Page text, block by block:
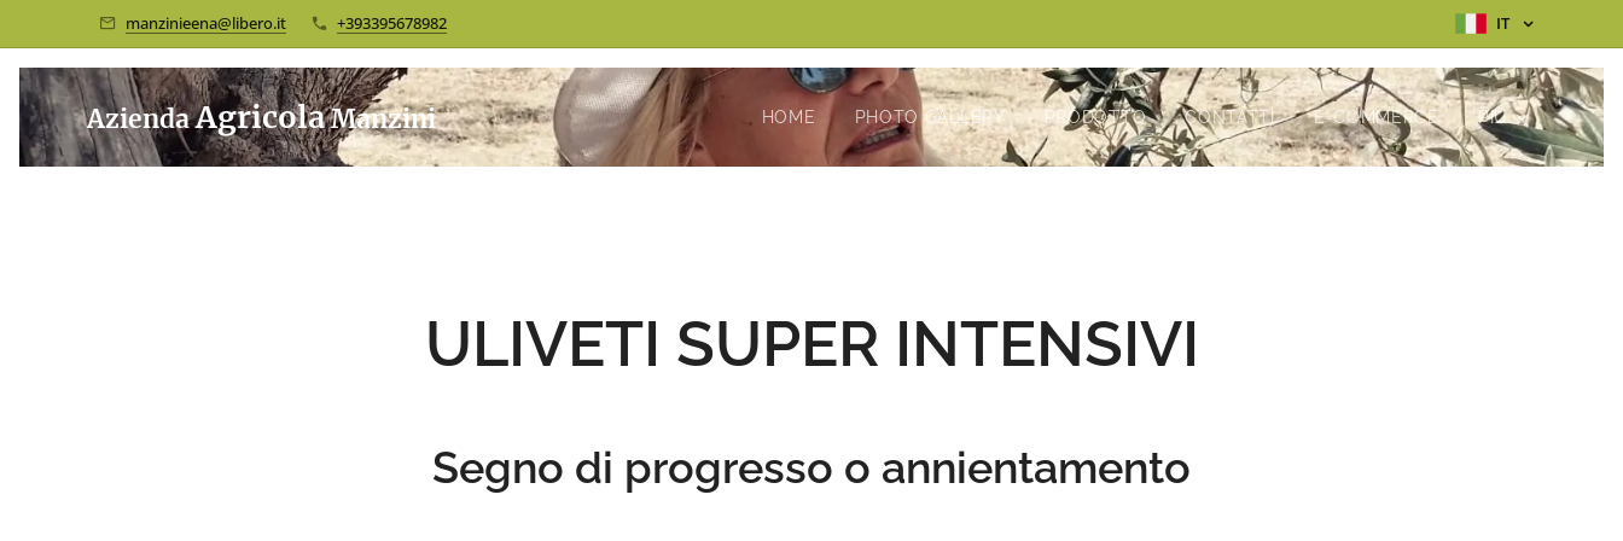
manzinieena@libero.it +393395678982 IT
AziendaAgricolaManzini HOME PHOTO GALLERY PRODOTTO CONTATTI E-COMMERCE PIÙ
ULIVETI SUPER INTENSIVI
Segno di progresso o annientamento